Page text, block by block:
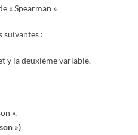
« Spearman ».
suivantes :
y la deuxième variable.
»,
»)